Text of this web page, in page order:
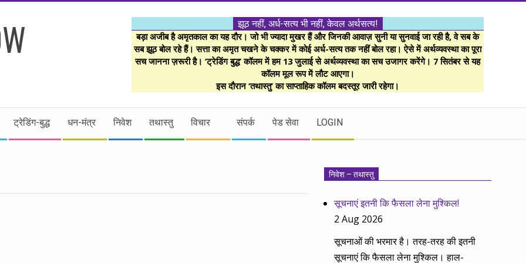
झूठ नहीं, अर्ध-सत्य भी नहीं, केवल अर्थसत्य!
बड़ा अजीब है अमृतकाल का यह दौर। जो भी ज्यादा मुखर हैं और जिनकी आवाज़ सुनी या सुनवाई जा रही है, वे सब के
सब झूठ बोल रहे हैं। सत्ता का अमृत चखने के चक्कर में कोई अर्ध-सत्य तक नहीं बोल रहा। ऐसे में अर्थव्यवस्था का पूरा
सच जानना ज़रूरी है। ‘ट्रेडिंग बुद्ध’ कॉलम में हम 13 जुलाई से अर्थव्यवस्था का सच उजागर करेंगे। 7 सितंबर से यह
कॉलम मूल रूप में लौट आएगा।
इस दौरान ‘तथास्तु’ का साप्ताहिक कॉलम बदस्तूर जारी रहेगा।
ट्रेडिंग-बुद्ध धन-मंत्र निवेश तथास्तु विचार संपर्क पेड सेवा LOGIN
निवेश – तथास्तु
सूचनाएं इतनी कि फैसला लेना मुश्किल!
2 Aug 2026
सूचनाओं की भरमार है। तरह-तरह की इतनी
सूचनाएं कि फैसला लेना मुश्किल। हाल-